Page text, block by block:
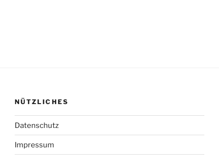
NÜTZLICHES
Datenschutz
Impressum